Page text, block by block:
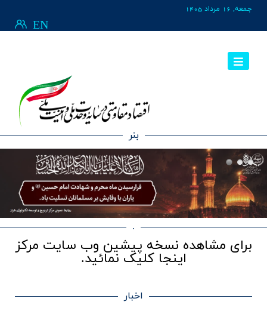
جمعه, 16 مرداد 1405
EN
بنر
.
برای مشاهده نسخه پیشین وب سایت مرکز
اینجا کلیک نمائید.
اخبار